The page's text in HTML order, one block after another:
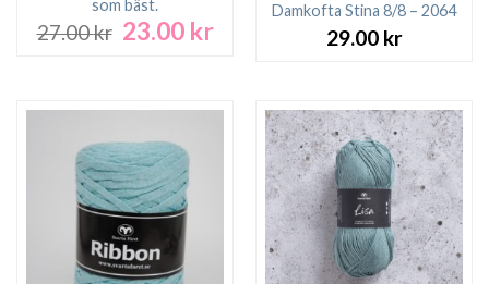
som bäst.
27.00kr Det
27.00 kr.
23.00 krDet
23.00 kr.
Damkofta Stina 8/8 – 2064
29.00 kr